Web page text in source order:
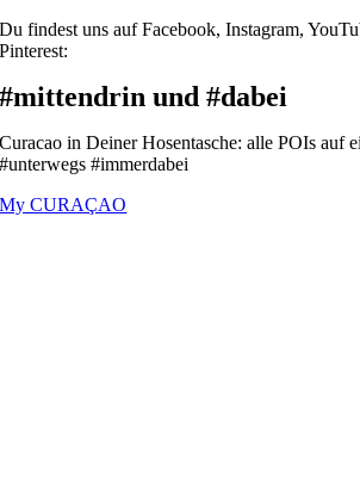
Du findest uns auf Facebook, Instagram,
Pinterest:
#mittendrin und #dabei
Curacao in Deiner Hosentasche: alle POIs auf
#unterwegs #immerdabei
My CURAÇAO